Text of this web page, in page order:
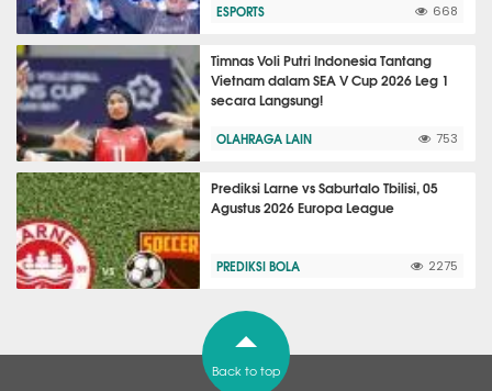
ESPORTS 668
Timnas Voli Putri Indonesia Tantang
Vietnam dalam SEA V Cup 2026 Leg 1
secara Langsung!
OLAHRAGA LAIN 753
Prediksi Larne vs Saburtalo Tbilisi, 05
Agustus 2026 Europa League
PREDIKSI BOLA 2275
Back to top